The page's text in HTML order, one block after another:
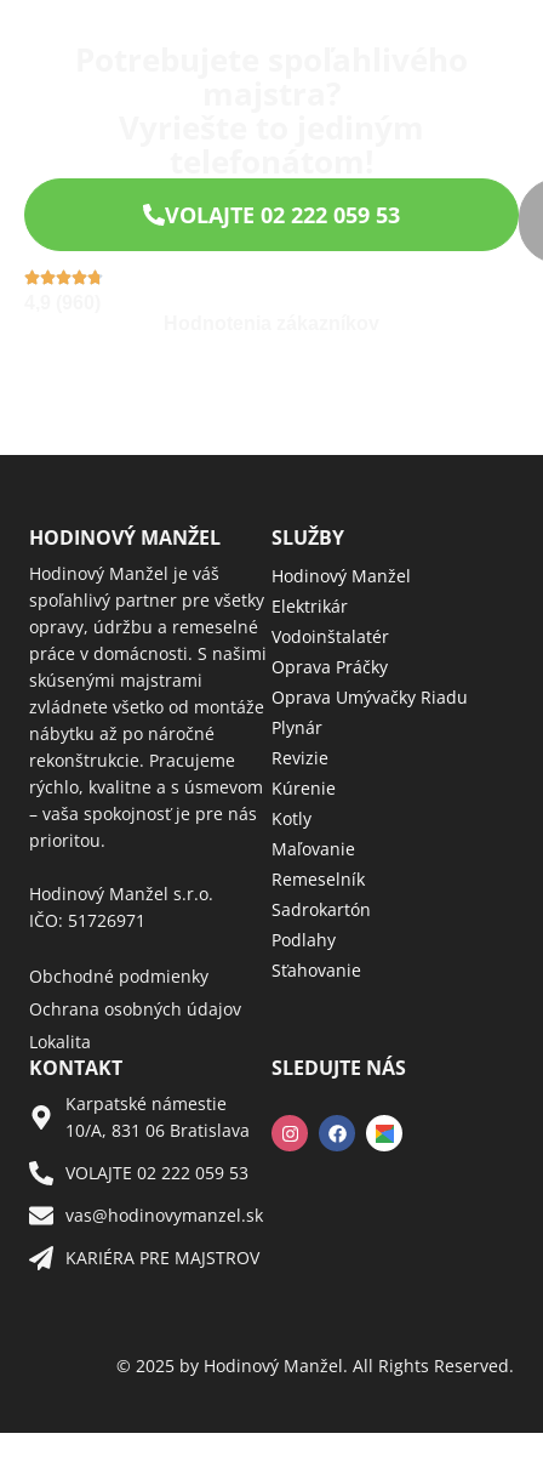
VOLAJTE 02 222 059 53
HODINOVÝ MANŽEL
Hodinový Manžel je váš
spoľahlivý partner pre všetky
opravy, údržbu a remeselné
práce v domácnosti. S našimi
skúsenými majstrami
zvládnete všetko od montáže
nábytku až po náročné
rekonštrukcie. Pracujeme
rýchlo, kvalitne a s úsmevom
– vaša spokojnosť je pre nás
prioritou.
Hodinový Manžel s.r.o.
IČO: 51726971
Obchodné podmienky
Ochrana osobných údajov
Lokalita
SLUŽBY
Hodinový Manžel
Elektrikár
Vodoinštalatér
Oprava Práčky
Oprava Umývačky Riadu
Plynár
Revizie
Kúrenie
Kotly
Maľovanie
Remeselník
Sadrokartón
Podlahy
Sťahovanie
KONTAKT
Karpatské námestie
10/A, 831 06 Bratislava
VOLAJTE 02 222 059 53​
vas@hodinovymanzel.sk​
KARIÉRA PRE MAJSTROV​
SLEDUJTE NÁS
© 2025 by Hodinový Manžel. All Rights Reserved.